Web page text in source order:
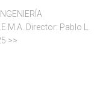
Director: Pablo L.
>>